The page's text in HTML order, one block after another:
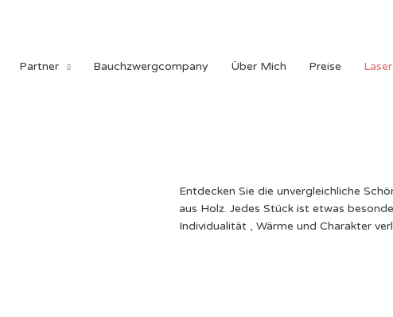
Partner Bauchzwergcompany Über Mich Preise
Entdecken Sie die unvergleichliche
aus Holz. Jedes Stück ist etwas
Individualität , Wärme und Charakter